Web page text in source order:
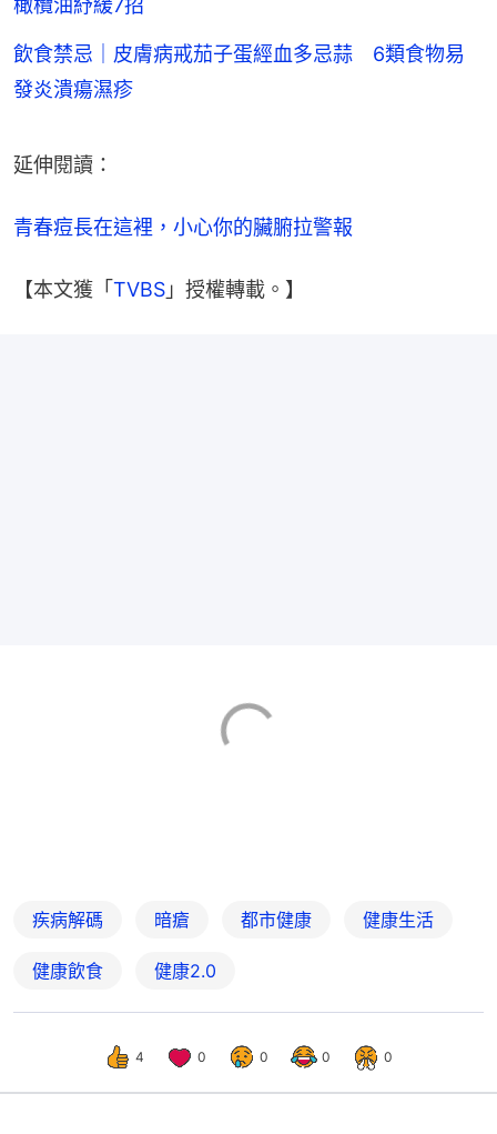
橄欖油紓緩7招
飲食禁忌｜皮膚病戒茄子蛋經血多忌蒜 6類食物易
發炎潰瘍濕疹
延伸閱讀：
青春痘長在這裡，小心你的臟腑拉警報
【本文獲「 TVBS 」授權轉載。】
疾病解碼 暗瘡 都市健康 健康生活
健康飲食 健康2.0
4 0 0 0 0